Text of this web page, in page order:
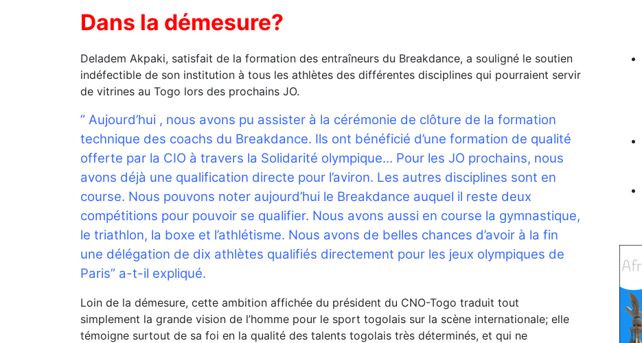
Dans la démesure?
Deladem Akpaki, satisfait de la formation des entraîneurs du Breakdance, a souligné le soutien
indéfectible de son institution à tous les athlètes des différentes disciplines qui pourraient servir
de vitrines au Togo lors des prochains JO.
” Aujourd’hui , nous avons pu assister à la cérémonie de clôture de la formation
technique des coachs du Breakdance. Ils ont bénéficié d’une formation de qualité
offerte par la CIO à travers la Solidarité olympique… Pour les JO prochains, nous
avons déjà une qualification directe pour l’aviron. Les autres disciplines sont en
course. Nous pouvons noter aujourd’hui le Breakdance auquel il reste deux
compétitions pour pouvoir se qualifier. Nous avons aussi en course la gymnastique,
le triathlon, la boxe et l’athlétisme. Nous avons de belles chances d’avoir à la fin
une délégation de dix athlètes qualifiés directement pour les jeux olympiques de
Paris” a-t-il expliqué.
Loin de la démesure, cette ambition affichée du président du CNO-Togo traduit tout
simplement la grande vision de l’homme pour le sport togolais sur la scène internationale; elle
témoigne surtout de sa foi en la qualité des talents togolais très déterminés, et qui ne